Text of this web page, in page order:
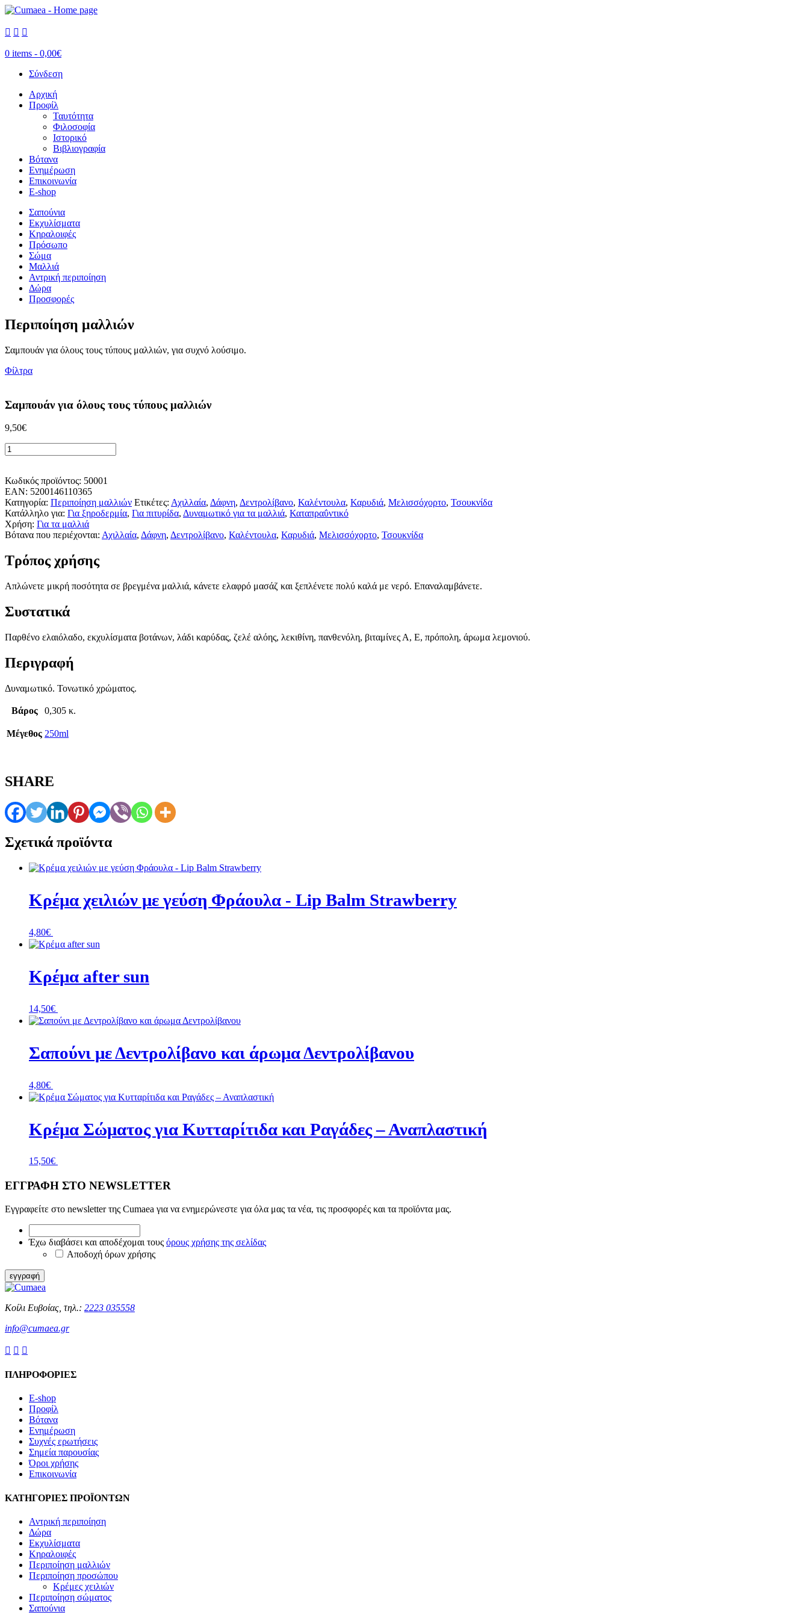
  
0 items - 0,00€
Σύνδεση
Αρχική
Προφίλ
Ταυτότητα
Φιλοσοφία
Ιστορικό
Βιβλιογραφία
Βότανα
Ενημέρωση
Επικοινωνία
E-shop
Σαπούνια
Εκχυλίσματα
Κηραλοιφές
Πρόσωπο
Σώμα
Μαλλιά
Αντρική περιποίηση
Δώρα
Προσφορές
Περιποίηση μαλλιών
Σαμπουάν για όλους τους τύπους μαλλιών, για συχνό λούσιμο.
Φίλτρα
Σαμπουάν για όλους τους τύπους μαλλιών
9,50€
Σαμπουάν
για
τους
τύπους
μαλλιών
ποσότητα
Κωδικός προϊόντος: 50001
EAN: 5200146110365
Κατηγορία: Περιποίηση μαλλιών Ετικέτες: Αχιλλαία, Δάφνη, Δεντρολίβανο, Καλέντουλα, Καρυδιά, Μελισσόχορτο, Τσουκνίδα
Κατάλληλο για: Για ξηροδερμία, Για πιτυρίδα, Δυναμωτικό για τα μαλλιά, Καταπραΰντικό
Χρήση: Για τα μαλλιά
Βότανα που περιέχονται: Αχιλλαία, Δάφνη, Δεντρολίβανο, Καλέντουλα, Καρυδιά, Μελισσόχορτο, Τσουκνίδα
Τρόπος χρήσης
Απλώνετε μικρή ποσότητα σε βρεγμένα μαλλιά, κάνετε ελαφρό μασάζ και ξεπλένετε πολύ καλά με νερό. Επαναλαμβάνετε.
Συστατικά
Παρθένο ελαιόλαδο, εκχυλίσματα βοτάνων, λάδι καρύδας, ζελέ αλόης, λεκιθίνη, πανθενόλη, βιταμίνες Α, Ε, πρόπολη, άρωμα λεμονιού.
Περιγραφή
Δυναμωτικό. Τονωτικό χρώματος.
Βάρος 0,305 κ.
Μέγεθος 250ml
SHARE
Σχετικά προϊόντα
Κρέμα χειλιών με γεύση Φράουλα - Lip Balm Strawberry
4,80€
Κρέμα after sun
14,50€
Σαπούνι με Δεντρολίβανο και άρωμα Δεντρολίβανου
4,80€
Kρέμα Σώματος για Κυτταρίτιδα και Ραγάδες – Αναπλαστική
15,50€
ΕΓΓΡΑΦΗ ΣΤΟ NEWSLETTER
Εγγραφείτε στο newsletter της Cumaea για να ενημερώνεστε για όλα μας τα νέα, τις προσφορές και τα προϊόντα μας.
Έχω
διαβάσει
αποδέχομαι
τους
χρήσης
σελίδας*
Έχω διαβάσει και αποδέχομαι τους όρους χρήσης της σελίδας
Αποδοχή όρων χρήσης
εγγραφή
Κοίλι Ευβοίας, τηλ.: 2223 035558
info@cumaea.gr
  
ΠΛΗΡΟΦΟΡΙΕΣ
E-shop
Προφίλ
Βότανα
Ενημέρωση
Συχνές ερωτήσεις
Σημεία παρουσίας
Όροι χρήσης
Επικοινωνία
ΚΑΤΗΓΟΡΙΕΣ ΠΡΟΪΟΝΤΩΝ
Αντρική περιποίηση
Δώρα
Εκχυλίσματα
Κηραλοιφές
Περιποίηση μαλλιών
Περιποίηση προσώπου
Κρέμες χειλιών
Περιποίηση σώματος
Σαπούνια